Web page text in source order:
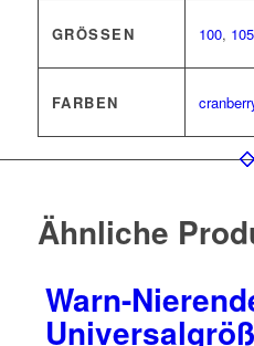
GRÖSSEN 100, 105
FARBEN
Ähnliche
Warn-